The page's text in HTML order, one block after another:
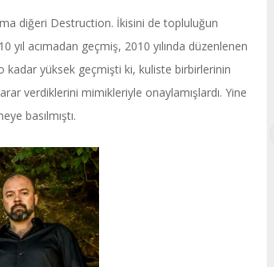
diğeri Destruction. İkisini de topluluğun
yıl acımadan geçmiş, 2010 yılında düzenlenen
kadar yüksek geçmişti ki, kuliste birbirlerinin
verdiklerini mimikleriyle onaylamışlardı. Yine
basılmıştı.